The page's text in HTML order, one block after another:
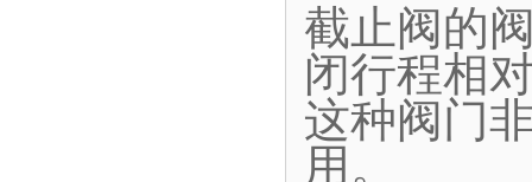
截止阀的
闭行程相
这种阀门
用。